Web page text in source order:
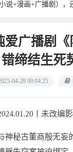
+漫画+广播剧），
广播剧
错缔结生死
04-29 09:04:25
丨未改编
神秘古董商殷无